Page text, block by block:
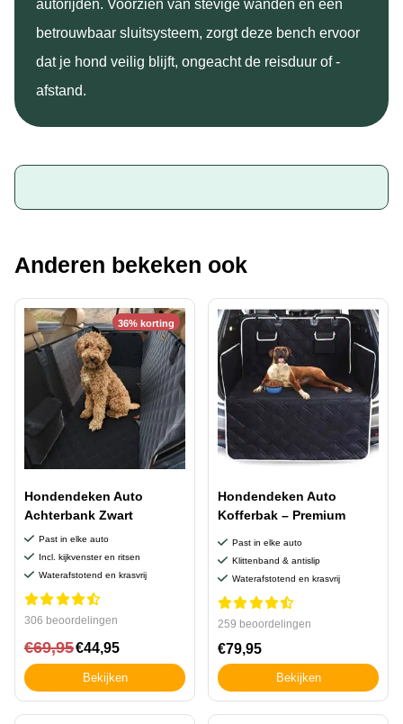
autorijden. Voorzien van stevige wanden en een
betrouwbaar sluitsysteem, zorgt deze bench ervoor
dat je hond veilig blijft, ongeacht de reisduur of -
afstand.
Anderen bekeken ook
36% korting
Hondendeken Auto
Achterbank Zwart
Past in elke auto
Incl. kijkvenster en ritsen
Waterafstotend en krasvrij
306 beoordelingen
€69,95€44,95
Bekijken
Hondendeken Auto
Kofferbak – Premium
Past in elke auto
Klittenband & antislip
Waterafstotend en krasvrij
259 beoordelingen
€79,95
Bekijken